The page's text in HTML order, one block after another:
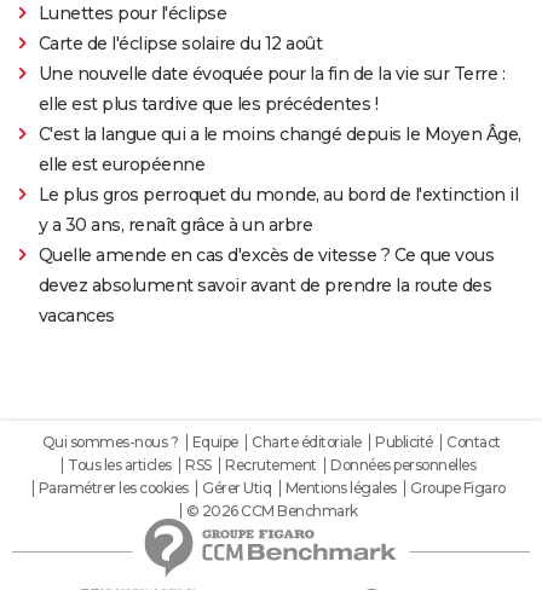
Lunettes pour l'éclipse
Carte de l'éclipse solaire du 12 août
Une nouvelle date évoquée pour la fin de la vie sur Terre :
elle est plus tardive que les précédentes !
C'est la langue qui a le moins changé depuis le Moyen Âge,
elle est européenne
Le plus gros perroquet du monde, au bord de l'extinction il
y a 30 ans, renaît grâce à un arbre
Quelle amende en cas d'excès de vitesse ? Ce que vous
devez absolument savoir avant de prendre la route des
vacances
Qui sommes-nous ? Equipe Charte éditoriale Publicité
Contact
Tous les articles
RSS Recrutement
Données personnelles
Paramétrer les cookies
Gérer Utiq Mentions légales
Groupe Figaro
© 2026 CCM Benchmark